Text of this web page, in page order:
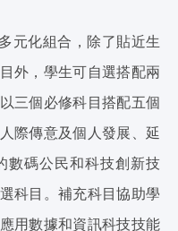
元化組合，除了貼近生
外，學生可自選搭配兩
三個必修科目搭配五個
際傳意及個人發展、延
數碼公民和科技創新技
科目。補充科目協助學
用數據和資訊科技技能